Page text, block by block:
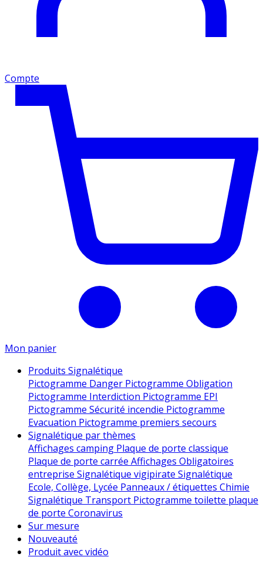
Compte
Mon panier
Produits Signalétique
Pictogramme Danger Pictogramme Obligation
Pictogramme Interdiction Pictogramme EPI
Pictogramme Sécurité incendie Pictogramme
Evacuation Pictogramme premiers secours
Signalétique par thèmes
Affichages camping Plaque de porte classique
Plaque de porte carrée Affichages Obligatoires
entreprise Signalétique vigipirate Signalétique
Ecole, Collège, Lycée Panneaux / étiquettes Chimie
Signalétique Transport Pictogramme toilette plaque
de porte Coronavirus
Sur mesure
Nouveauté
Produit avec vidéo